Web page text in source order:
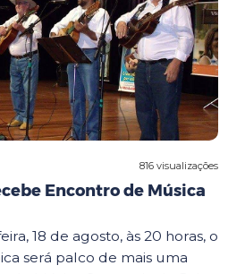
816 visualizações
Encontro de Música
18 de agosto, às 20 horas, o
será palco de mais uma